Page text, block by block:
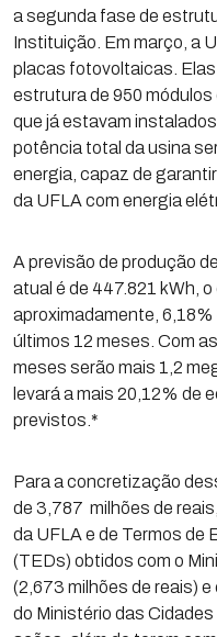
a segunda fase de
Instituição. Em março, a
placas fotovoltaicas.
estrutura de 950 módulos
que já estavam
potência total da usina
energia, capaz de
da UFLA com energia
A previsão de produção
atual é de 447.821 kWh, o
aproximadamente,
últimos 12 meses. Com
meses serão mais 1,2
levará a mais 20,12% de
previstos.*
Para a concretização
de 3,787 milhões de
da UFLA e de Termos de
(TEDs) obtidos com o
(2,673 milhões de reais)
do Ministério das